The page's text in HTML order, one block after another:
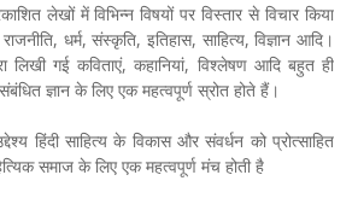
लेखों में विभिन्न विषयों पर विस्तार से विचार किया
धर्म, संस्कृति, इतिहास, साहित्य, विज्ञान आदि।
लिखी गई कविताएं, कहानियां, विश्लेषण आदि बहुत ही
ज्ञान के लिए एक महत्वपूर्ण स्रोत होते हैं।
हिंदी साहित्य के विकास और संवर्धन को प्रोत्साहित
समाज के लिए एक महत्वपूर्ण मंच होती है